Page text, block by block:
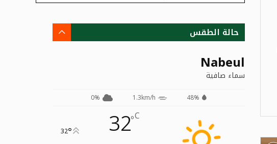
حالة الطقس
Nabeul
سماء صافية
48%
1.3km/h
0%
32°C
32°